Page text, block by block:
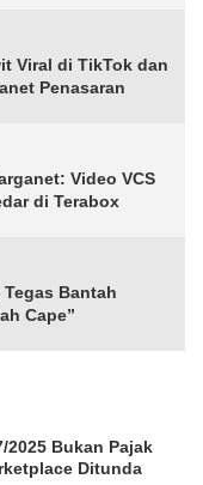
Viral di TikTok dan
Penasaran
Video VCS
di Terabox
Bantah
Cape”
2025 Bukan Pajak
Ditunda